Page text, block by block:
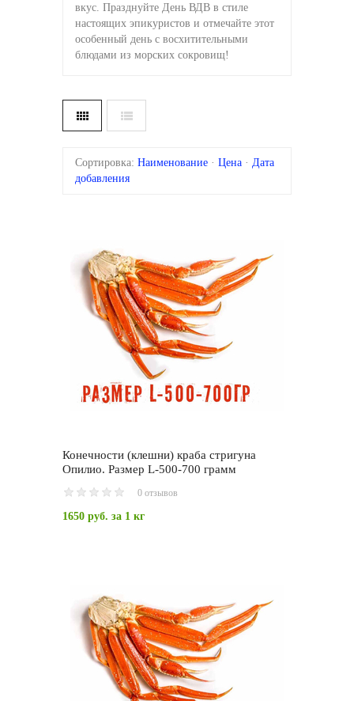
вкус. Празднуйте День ВДВ в стиле
настоящих эпикуристов и отмечайте этот
особенный день с восхитительными
блюдами из морских сокровищ!
Сортировка: Наименование · Цена · Дата
добавления
Конечности (клешни) краба стригуна
Опилио. Размер L-500-700 грамм
0 отзывов
1650 руб. за 1 кг